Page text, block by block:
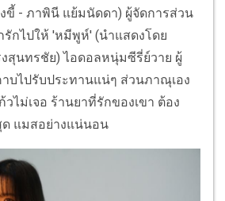
ขี้ - ภาพินี แย้มนัดดา) ผู้จัดการส่วน
รักไปให้ 'หมีพูห์' (นำแสดงโดย
สุนทรชัย) ไอดอลหนุ่มซีรี่ย์วาย ผู้
บไปรับประทานแน่ๆ ส่วนภาณุเอง
ไม่เจอ ร้านยาที่รักของเขา ต้อง
แมสอย่างแน่นอน